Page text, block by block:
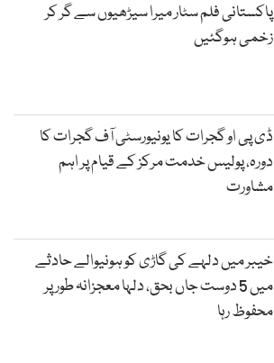
پاکستانی فلم سٹار میرا سیڑھیوں سے گر کر
زخمی ہوگئیں
ڈی پی او گجرات کا یونیورسٹی آف گجرات کا
دورہ، پولیس خدمت مرکز کے قیام پر اہم
مشاورت
خیبر میں دلہے کی گاڑی کو ہونیوالے حادثے
میں 5 دوست جاں بحق، دلہا معجزانہ طور پر
محفوظ رہا